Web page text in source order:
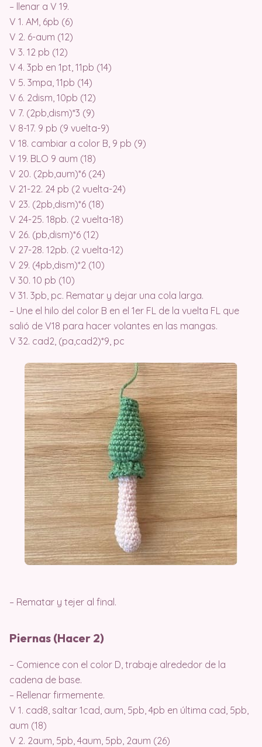
– llenar a V 19.
V 1. AM, 6pb (6)
V 2. 6-aum (12)
V 3. 12 pb (12)
V 4. 3pb en 1pt, 11pb (14)
V 5. 3mpa, 11pb (14)
V 6. 2dism, 10pb (12)
V 7. (2pb,dism)*3 (9)
V 8-17. 9 pb (9 vuelta-9)
V 18. cambiar a color B, 9 pb (9)
V 19. BLO 9 aum (18)
V 20. (2pb,aum)*6 (24)
V 21-22. 24 pb (2 vuelta-24)
V 23. (2pb,dism)*6 (18)
V 24-25. 18pb. (2 vuelta-18)
V 26. (pb,dism)*6 (12)
V 27-28. 12pb. (2 vuelta-12)
V 29. (4pb,dism)*2 (10)
V 30. 10 pb (10)
V 31. 3pb, pc. Rematar y dejar una cola larga.
– Une el hilo del color B en el 1er FL de la vuelta FL que
salió de V18 para hacer volantes en las mangas.
V 32. cad2, (pa,cad2)*9, pc
– Rematar y tejer al final.
Piernas (Hacer 2)
– Comience con el color D, trabaje alrededor de la
cadena de base.
– Rellenar firmemente.
V 1. cad8, saltar 1cad, aum, 5pb, 4pb en última cad, 5pb,
aum (18)
V 2. 2aum, 5pb, 4aum, 5pb, 2aum (26)